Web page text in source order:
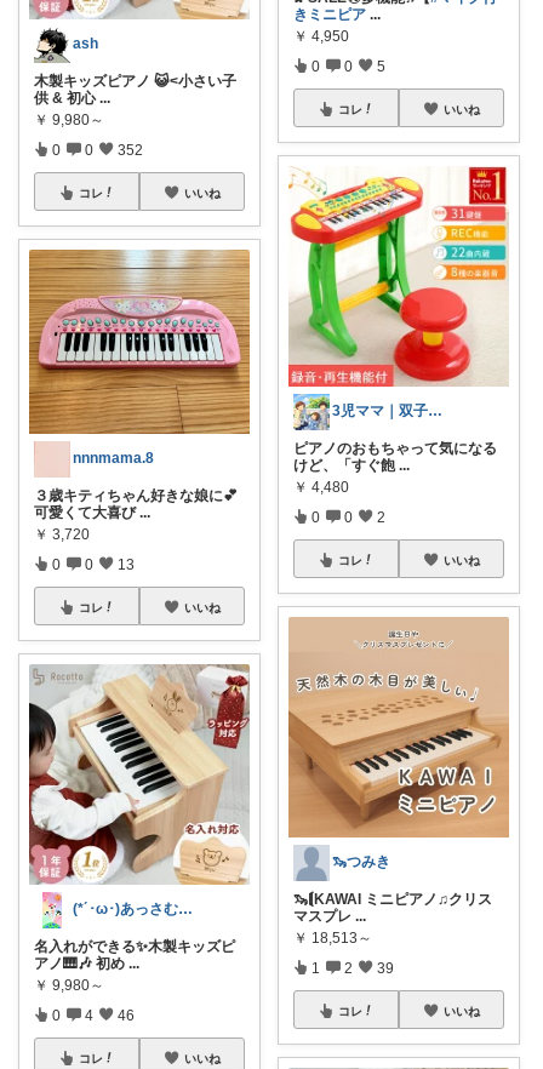
ash
木製キッズピアノ 😺<小さい子
供 & 初心 ...
￥ 9,980～
0 0 352
コレ いいね
nnnmama.8
３歳キティちゃん好きな娘に💕
可愛くて大喜び ...
￥ 3,720
0 0 13
コレ いいね
(*´･ω･)あっさむ(･ω･｀*)
名入れができる✨木製キッズピ
アノ🎹🎶 初め ...
￥ 9,980～
0 4 46
コレ いいね
きミニピア ...
￥ 4,950
0 0 5
コレ いいね
3児ママ｜双子育児の便利のもの紹介
ピアノのおもちゃって気になる
けど、「すぐ飽 ...
￥ 4,480
0 0 2
コレ いいね
🦦つみき
🦦⟬KAWAI ミニピアノ♫クリス
マスプレ ...
￥ 18,513～
1 2 39
コレ いいね